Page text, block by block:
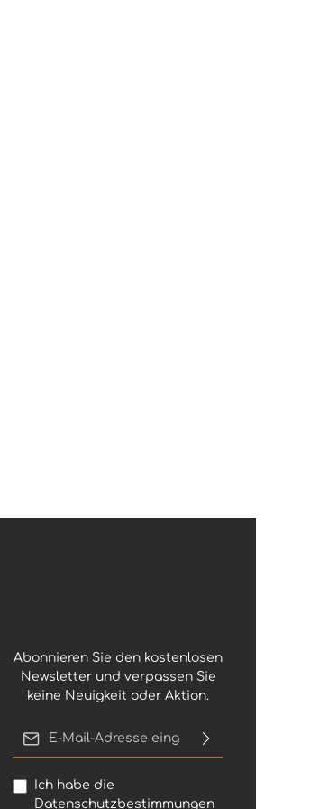
Abonnieren Sie den kostenlosen
Newsletter und verpassen Sie
keine Neuigkeit oder Aktion.
Ich habe die
Datenschutzbestimmungen